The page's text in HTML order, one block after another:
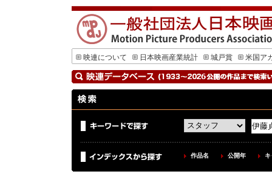
映連について 日本映画産業統計 城戸賞 米国ア
作品名 公開年